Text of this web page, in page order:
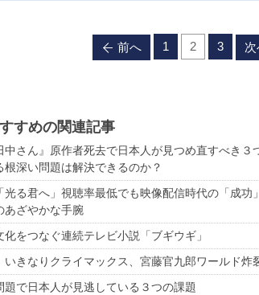
前へ 1 2 3
すめの関連記事
中さん』原作者死去で日本人が見つめ直すべき
根深い問題は解決できるのか？
光る君へ」視聴率最低でも映像配信時代の「成功
あざやかな手腕
をつなぐ連続テレビ小説「ブギウギ」
いきなりクライマックス、宮藤官九郎ワールド炸
題で日本人が見逃している３つの課題